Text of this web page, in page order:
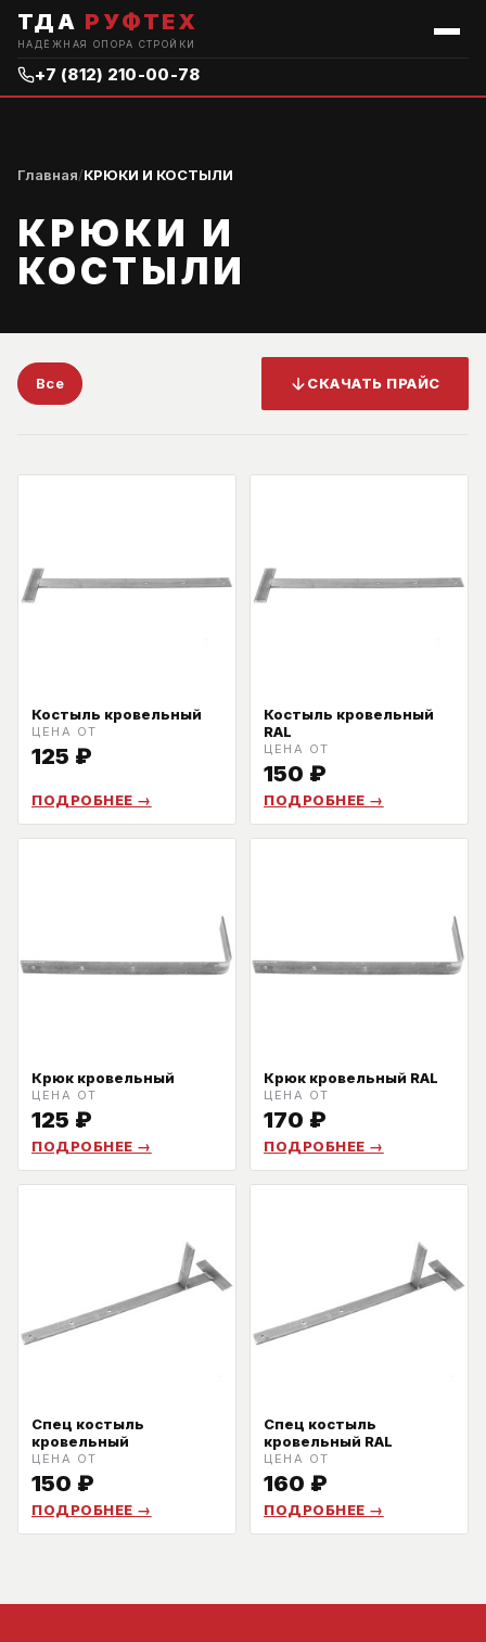
ТДА РУФТЕХ
НАДЁЖНАЯ ОПОРА СТРОЙКИ
+7 (812) 210-00-78
Главная/КРЮКИ И КОСТЫЛИ
КРЮКИ И
КОСТЫЛИ
Все СКАЧАТЬ ПРАЙС
Костыль кровельный
ЦЕНА ОТ
125 ₽
ПОДРОБНЕЕ →
Костыль кровельный
RAL
ЦЕНА ОТ
150 ₽
ПОДРОБНЕЕ →
Крюк кровельный
ЦЕНА ОТ
125 ₽
ПОДРОБНЕЕ →
Крюк кровельный RAL
ЦЕНА ОТ
170 ₽
ПОДРОБНЕЕ →
Спец костыль
кровельный
ЦЕНА ОТ
150 ₽
ПОДРОБНЕЕ →
Спец костыль
кровельный RAL
ЦЕНА ОТ
160 ₽
ПОДРОБНЕЕ →